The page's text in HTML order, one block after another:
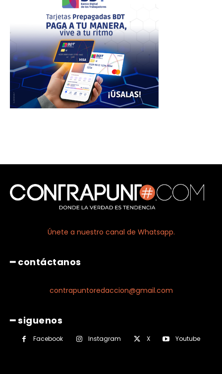
Únete a nuestro canal de Whatsapp.
━ contáctanos
contrapuntoredaccion@gmail.com
━ siguenos
Facebook Instagram X Youtube